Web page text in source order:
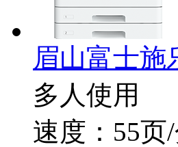
眉山富士施
多人使用
速度：55页